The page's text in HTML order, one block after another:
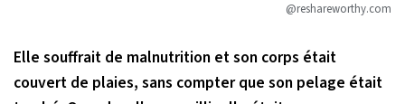
@reshareworthy.com
Elle souffrait de malnutrition et son corps était
couvert de plaies, sans compter que son pelage était